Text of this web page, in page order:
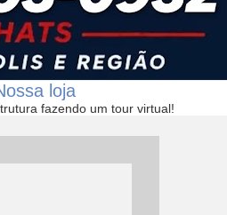
loja
fazendo um tour virtual!